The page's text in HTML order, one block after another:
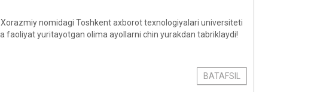
nomidagi Toshkent axborot texnologiyalari universiteti
yuritayotgan olima ayollarni chin yurakdan tabriklaydi!
BATAFSIL